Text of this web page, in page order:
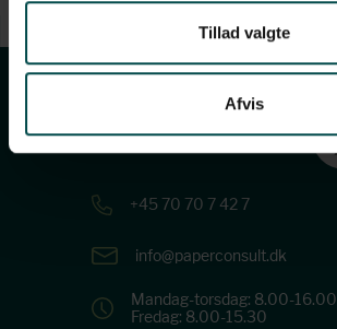
Tillad valgte
Afvis
+45 70 70 7 42 7
info@paperconsult.dk
Mandag-torsdag: 8.00-16.00
Fredag: 8.00-15.30